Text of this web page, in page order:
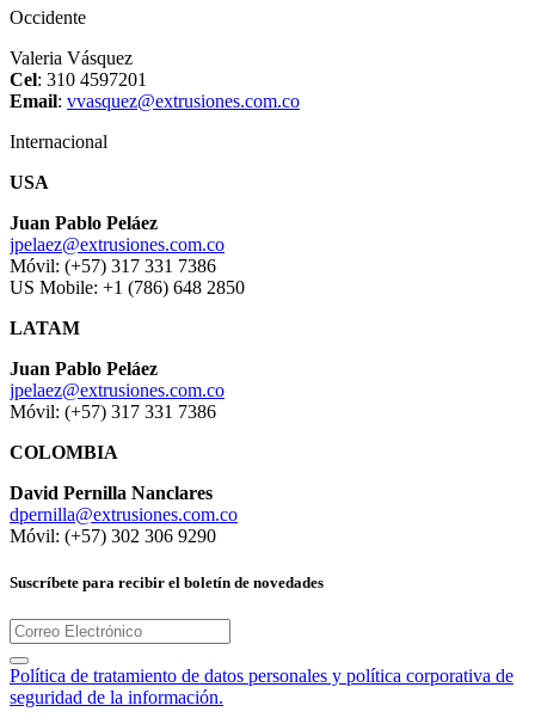
Occidente
Valeria Vásquez
Cel: 310 4597201
Email: vvasquez@extrusiones.com.co
Internacional
USA
Juan Pablo Peláez
jpelaez@extrusiones.com.co
Móvil: (+57) 317 331 7386
US Mobile: +1 (786) 648 2850
LATAM
Juan Pablo Peláez
jpelaez@extrusiones.com.co
Móvil: (+57) 317 331 7386
COLOMBIA
David Pernilla Nanclares
dpernilla@extrusiones.com.co
Móvil: (+57) 302 306 9290
Suscríbete para recibir el boletín de novedades
Política de tratamiento de datos personales y política corporativa de
seguridad de la información.